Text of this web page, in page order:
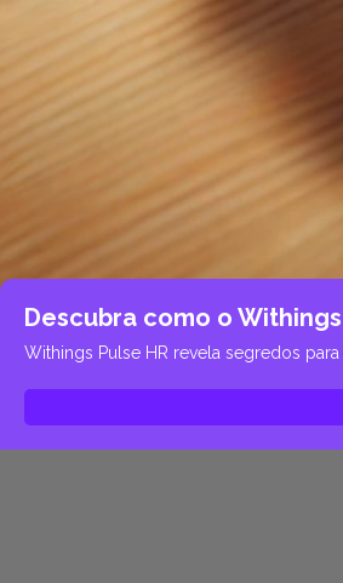
Descubra como o
Withings Pulse HR revela segredos